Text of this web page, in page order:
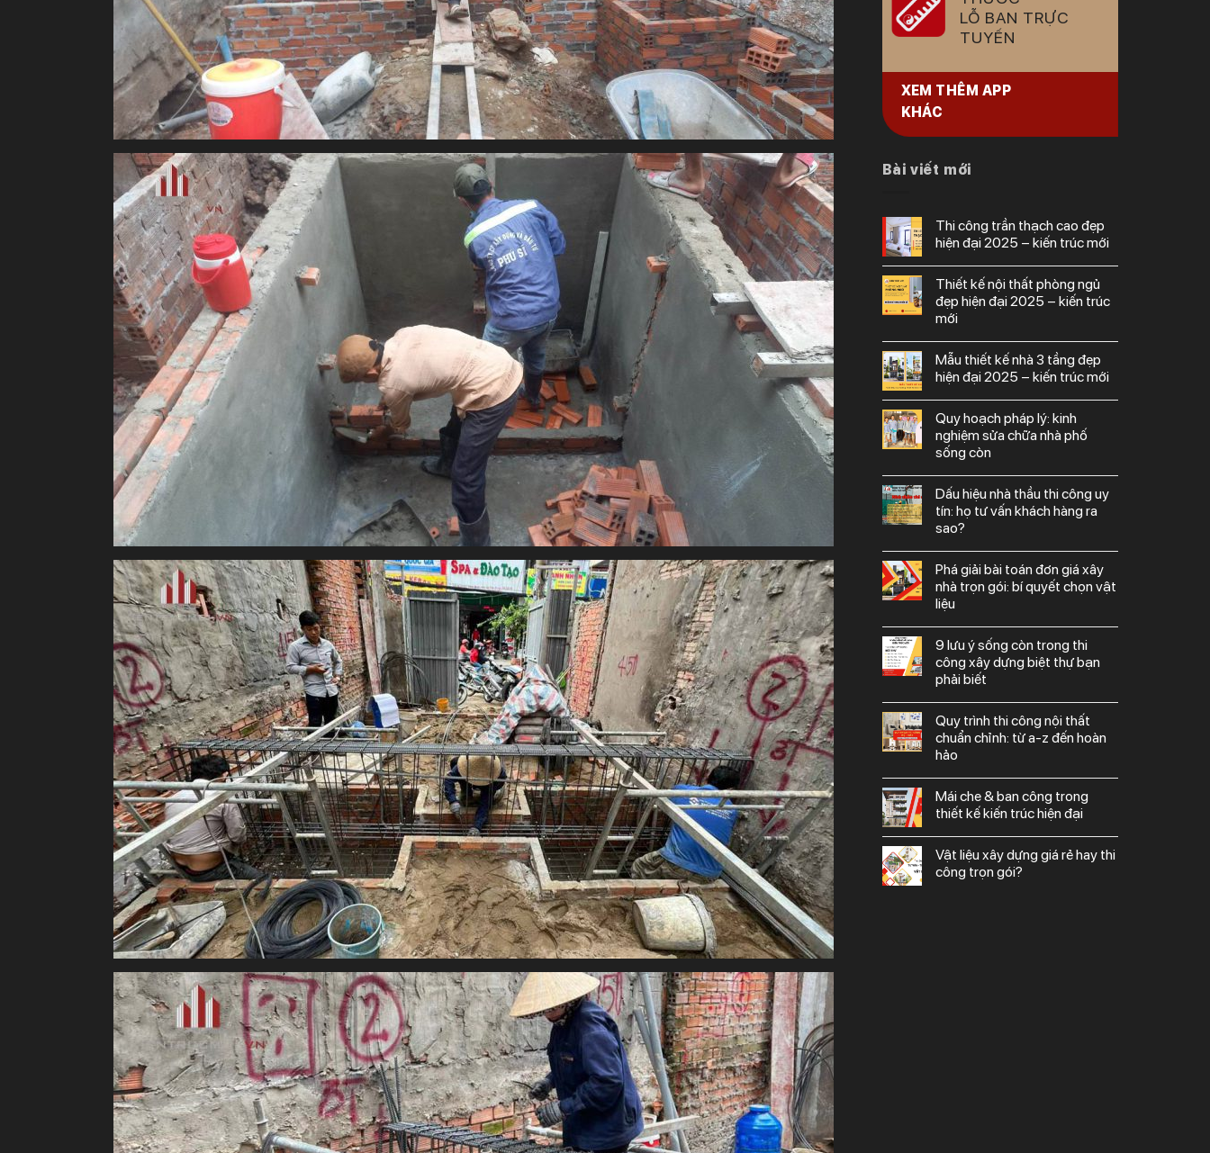
LỖ BAN TRỰC
TUYẾN
XEM THÊM APP
KHÁC
Bài viết mới
thi công trần thạch cao đẹp
hiện đại 2025 – kiến trúc mới
thiết kế nội thất phòng ngủ
đẹp hiện đại 2025 – kiến trúc
mới
mẫu thiết kế nhà 3 tầng đẹp
hiện đại 2025 – kiến trúc mới
quy hoạch pháp lý: kinh
nghiệm sửa chữa nhà phố
sống còn
dấu hiệu nhà thầu thi công uy
tín: họ tư vấn khách hàng ra
sao?
phá giải bài toán đơn giá xây
nhà trọn gói: bí quyết chọn vật
liệu
9 lưu ý sống còn trong thi
công xây dựng biệt thự bạn
phải biết
quy trình thi công nội thất
chuẩn chỉnh: từ a-z đến hoàn
hảo
mái che & ban công trong
thiết kế kiến trúc hiện đại
vật liệu xây dựng giá rẻ hay thi
công trọn gói?